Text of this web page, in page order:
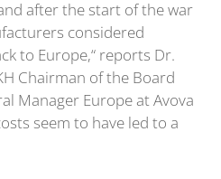
after the start of the war
considered
to Europe,“ reports Dr.
Chairman of the Board
Manager Europe at Avova
seem to have led to a